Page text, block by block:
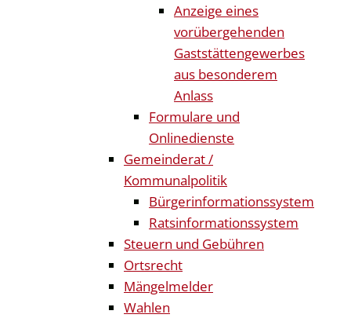
Anzeige eines
vorübergehenden
Gaststättengewerbes
aus besonderem
Anlass
Formulare und
Onlinedienste
Gemeinderat /
Kommunalpolitik
Bürgerinformationssystem
Ratsinformationssystem
Steuern und Gebühren
Ortsrecht
Mängelmelder
Wahlen